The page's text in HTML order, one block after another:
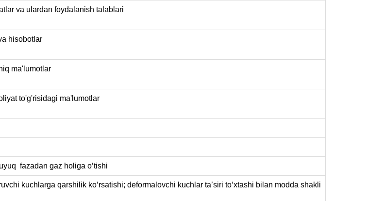
va ulardan foydalanish talablari
hisobotlar
ma'lumotlar
to'g'risidagi ma'lumotlar
fazadan gaz holiga oʻtishi
kuchlarga qarshilik koʻrsatishi; deformalovchi kuchlar ta’siri toʻxtashi bilan modda shakli